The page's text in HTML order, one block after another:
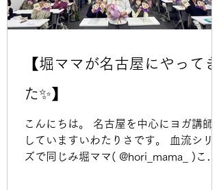
ｍた電車でお会いした際「もうすぐスタ
ジオオープンするんだ！！」という話を
すぐヨーガに向き合っている姿が素敵な
先生。 そしてAIKOさんはわたしが会社
員をやめてすぐにクラスを持たせていた
す。 私がヨガから逃げたくなってやめさ
せて頂くときも「そんなときもあ
【堀ママが名古屋にやってき
た✨】
こんにちは。 名古屋を中心にヨガ講師を
していますいわたりさです。 血流シリー
ズで同じみ堀ママ( @hori_mama_ )こと